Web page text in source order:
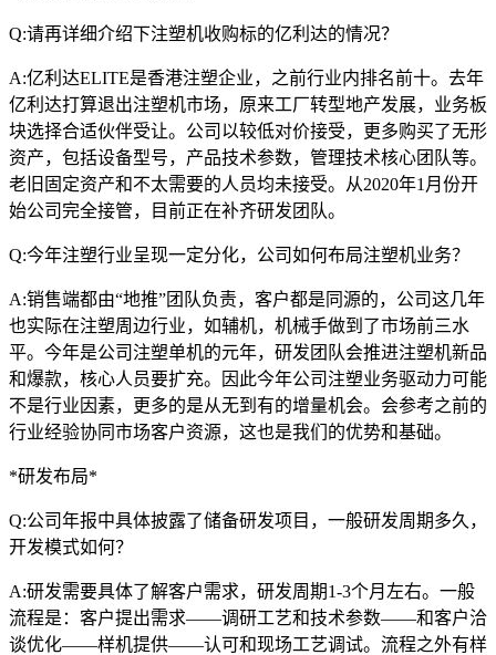
Q:请再详细介绍下注塑机收购标的亿利达的情况？
A:亿利达ELITE是香港注塑企业，之前行业内排名前十。去年
亿利达打算退出注塑机市场，原来工厂转型地产发展，业务板
块选择合适伙伴受让。公司以较低对价接受，更多购买了无形
资产，包括设备型号，产品技术参数，管理技术核心团队等。
老旧固定资产和不太需要的人员均未接受。从2020年1月份开
始公司完全接管，目前正在补齐研发团队。
Q:今年注塑行业呈现一定分化，公司如何布局注塑机业务？
A:销售端都由“地推”团队负责，客户都是同源的，公司这几年
也实际在注塑周边行业，如辅机，机械手做到了市场前三水
平。今年是公司注塑单机的元年，研发团队会推进注塑机新品
和爆款，核心人员要扩充。因此今年公司注塑业务驱动力可能
不是行业因素，更多的是从无到有的增量机会。会参考之前的
行业经验协同市场客户资源，这也是我们的优势和基础。
*研发布局*
Q:公司年报中具体披露了储备研发项目，一般研发周期多久，
开发模式如何？
A:研发需要具体了解客户需求，研发周期1-3个月左右。一般
流程是：客户提出需求——调研工艺和技术参数——和客户洽
谈优化——样机提供——认可和现场工艺调试。流程之外有样